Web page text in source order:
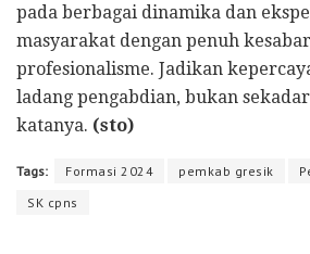
pada berbagai dinamika dan
masyarakat dengan penuh
profesionalisme. Jadikan
ladang pengabdian, bukan
katanya. (sto)
Tags: Formasi 2024 pemkab gresik
SK cpns